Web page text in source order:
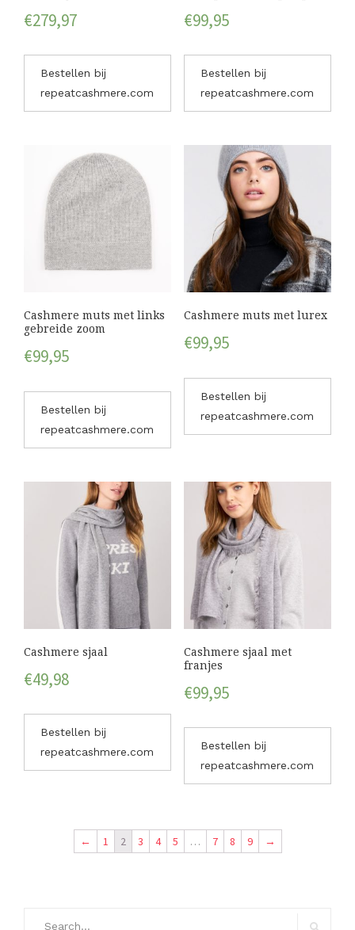
€279,97
Bestellen bij
repeatcashmere.com
€99,95
Bestellen bij
repeatcashmere.com
Cashmere muts met links
gebreide zoom
€99,95
Bestellen bij
repeatcashmere.com
Cashmere muts met lurex
€99,95
Bestellen bij
repeatcashmere.com
Cashmere sjaal
€49,98
Bestellen bij
repeatcashmere.com
Cashmere sjaal met
franjes
€99,95
Bestellen bij
repeatcashmere.com
← 1 2 3 4 5 … 7 8 9 →